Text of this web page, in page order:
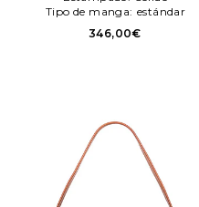
Tipo de manga: estándar
346,00€